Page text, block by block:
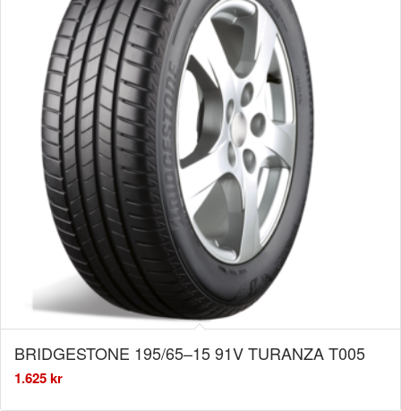
BRIDGESTONE 195/65–15 91V TURANZA T005
1.625kr